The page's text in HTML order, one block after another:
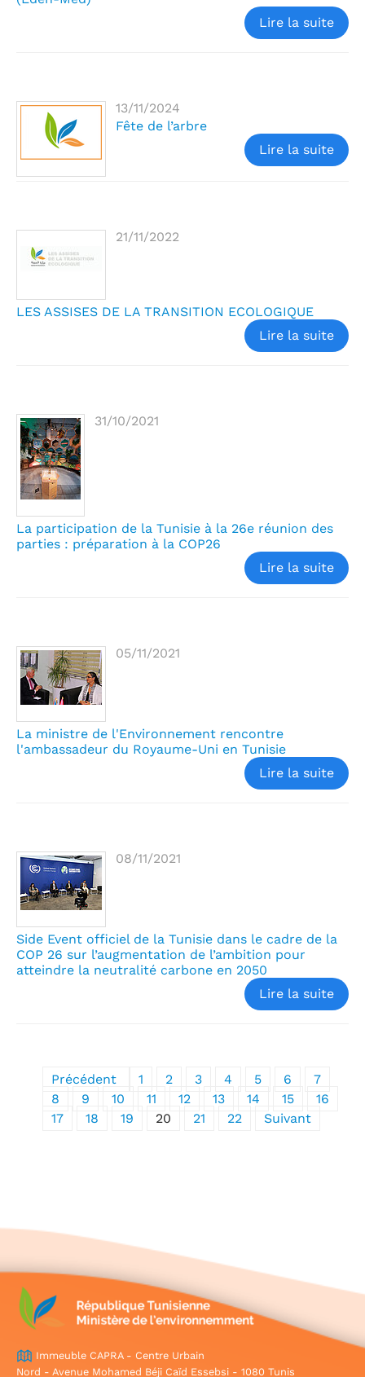
Lire la suite
13/11/2024
Fête de l’arbre
Lire la suite
21/11/2022
LES ASSISES DE LA TRANSITION ECOLOGIQUE
Lire la suite
31/10/2021
La participation de la Tunisie à la 26e réunion des
parties : préparation à la COP26
Lire la suite
05/11/2021
La ministre de l'Environnement rencontre
l'ambassadeur du Royaume-Uni en Tunisie
Lire la suite
08/11/2021
Side Event officiel de la Tunisie dans le cadre de la
COP 26 sur l’augmentation de l’ambition pour
atteindre la neutralité carbone en 2050
Lire la suite
Précédent 1 2 3 4 5 6
7
8
9 10 11 12 13 14 15
16
17
18 19 20 21 22 Suivant
Immeuble CAPRA - Centre Urbain
Nord - Avenue Mohamed Béji Caïd Essebsi - 1080 Tunis